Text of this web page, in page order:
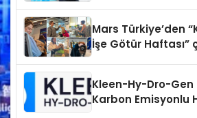
Mars Türkiye’den
İşe Götür Haftası”
Kleen-Hy-Dro-Gen
Karbon Emisyonlu